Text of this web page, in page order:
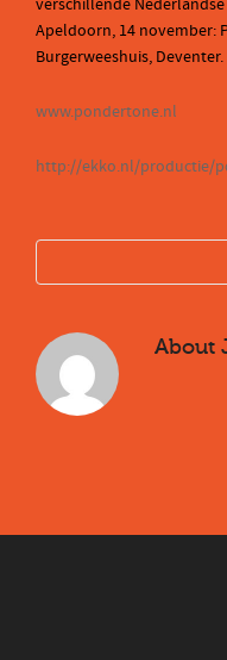
verschillende
Apeldoorn, 14 november:
Burgerweeshuis, Deventer.
www.pondertone.nl
http://ekko.nl/productie/
About